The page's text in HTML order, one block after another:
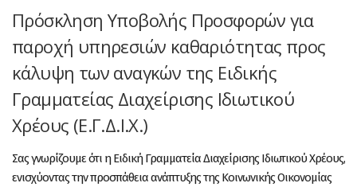
Πρόσκληση Υποβολής Προσφορών για
παροχή υπηρεσιών καθαριότητας προς
κάλυψη των αναγκών της Ειδικής
Γραμματείας Διαχείρισης Ιδιωτικού
Χρέους (Ε.Γ.Δ.Ι.Χ.)
Σας γνωρίζουμε ότι η Ειδική Γραμματεία Διαχείρισης Ιδιωτικού Χρέους,
ενισχύοντας την προσπάθεια ανάπτυξης της Κοινωνικής Οικονομίας